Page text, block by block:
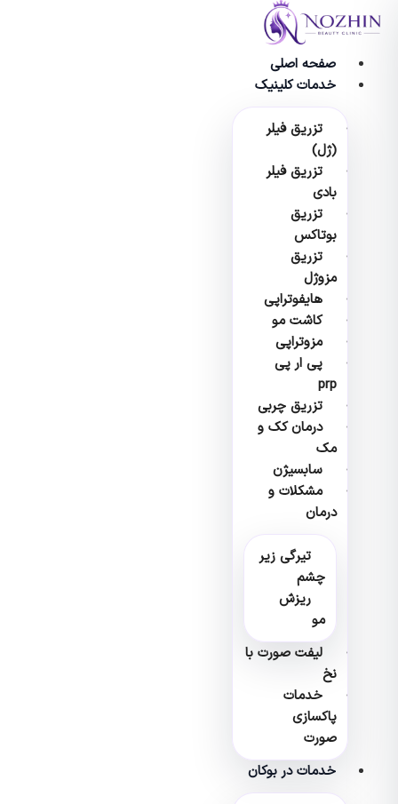
صفحه اصلی
خدمات کلینیک
تزریق فیلر
(ژل)
تزریق فیلر
بادی
تزریق
بوتاکس
تزریق
مزوژل
هایفوتراپی
کاشت مو
مزوتراپی
پی ار پی
تزریق چربی
درمان کک و
مک
سابسیژن
مشکلات و
درمان
تیرگی زیر
چشم
ریزش
لیفت صورت با
خدمات
پاکسازی
صورت
خدمات در بوکان